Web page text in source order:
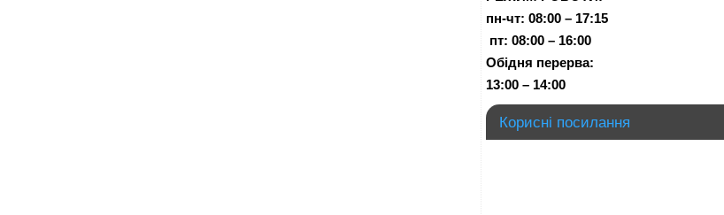
пн-чт: 08:00 – 17:15
пт: 08:00 – 16:00
Обідня перерва:
13:00 – 14:00
Корисні посилання